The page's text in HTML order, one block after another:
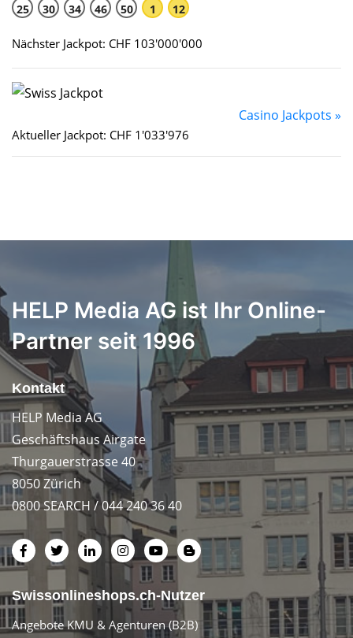
25 30 34 46 50 1 12
Nächster Jackpot: CHF 103'000'000
Casino Jackpots »
Aktueller Jackpot: CHF 1'033'976
HELP Media AG ist Ihr Online-
Partner seit 1996
Kontakt
HELP Media AG
Geschäftshaus Airgate
Thurgauerstrasse 40
8050 Zürich
0800 SEARCH / 044 240 36 40
Swissonlineshops.ch-Nutzer
Angebote KMU & Agenturen (B2B)